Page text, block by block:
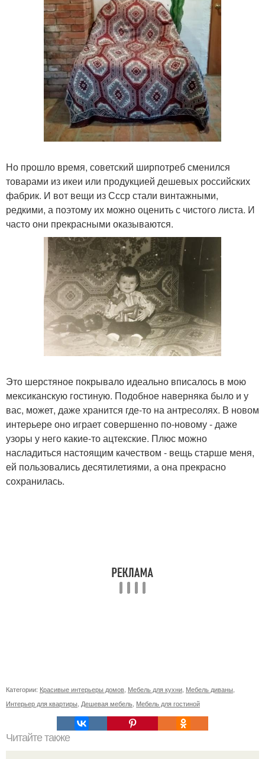
Но прошло время, советский ширпотреб сменился
товарами из икеи или продукцией дешевых российских
фабрик. И вот вещи из Ссср стали винтажными,
редкими, а поэтому их можно оценить с чистого листа. И
часто они прекрасными оказываются.
Это шерстяное покрывало идеально вписалось в мою
мексиканскую гостиную. Подобное наверняка было и у
вас, может, даже хранится где-то на антресолях. В новом
интерьере оно играет совершенно по-новому - даже
узоры у него какие-то ацтекские. Плюс можно
насладиться настоящим качеством - вещь старше меня,
ей пользовались десятилетиями, а она прекрасно
сохранилась.
Категории: Красивые интерьеры домов Мебель для кухни Мебель диваны
Интерьер для квартиры Дешевая мебель Мебель для гостиной
Читайте также